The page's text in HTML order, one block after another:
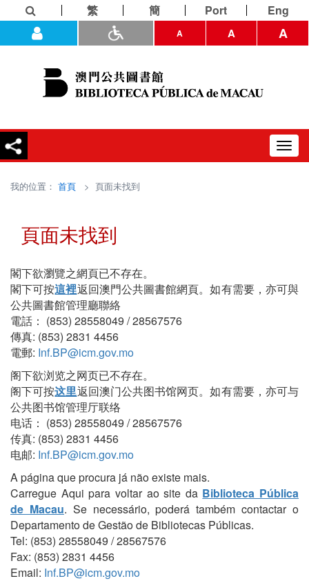
繁 簡 Port Eng
A A A
我的位置： 首頁 > 頁面未找到
頁面未找到
閣下欲瀏覽之網頁已不存在。
閣下可按這裡返回澳門公共圖書館網頁。如有需要，亦可與
公共圖書館管理廳聯絡
電話： (853) 28558049 / 28567576
傳真: (853) 2831 4456
電郵: Inf.BP@icm.gov.mo
阁下欲浏览之网页已不存在。
阁下可按这里返回澳门公共图书馆网页。如有需要，亦可与
公共图书馆管理厅联络
电话： (853) 28558049 / 28567576
传真: (853) 2831 4456
电邮: Inf.BP@icm.gov.mo
A página que procura já não existe mais.
Carregue Aqui para voltar ao site da Biblioteca Pública
de Macau. Se necessário, poderá também contactar o
Departamento de Gestão de Bibliotecas Públicas.
Tel: (853) 28558049 / 28567576
Fax: (853) 2831 4456
Email: Inf.BP@icm.gov.mo